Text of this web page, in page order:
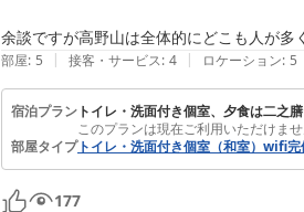
部屋: 5 | 接客・サービス: 4 | ロケーション: 5
宿泊プラン トイレ・洗面付き個室、夕食は二之
このプランは現在ご利用いただけま
部屋タイプトイレ・洗面付き個室（和室）wifi完
177